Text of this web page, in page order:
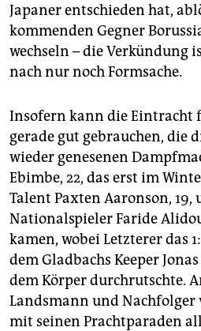
Japaner entschieden hat,
kommenden Gegner
wechseln – die Verkündung
nach nur noch Formsache.
Insofern kann die Eintracht
gerade gut gebrauchen, die
wieder genesenen
Ebimbe, 22, das erst im
Talent Paxten Aaronson, 19,
Nationalspieler Faride
kamen, wobei Letzterer das
dem Gladbachs Keeper
dem Körper durchrutschte.
Landsmann und Nachfolger
mit seinen Prachtparaden